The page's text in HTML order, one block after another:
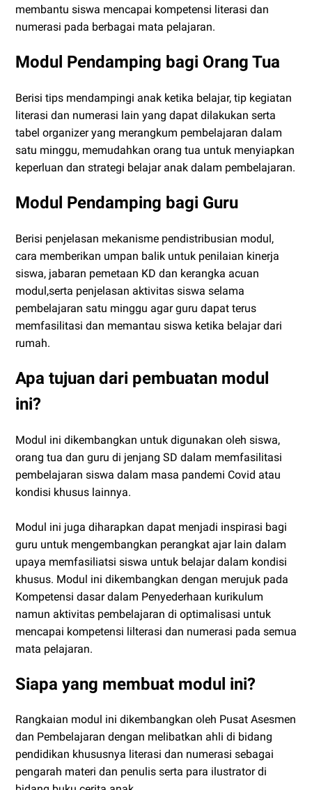
membantu siswa mencapai kompetensi literasi dan
numerasi pada berbagai mata pelajaran.
Modul Pendamping bagi Orang Tua
Berisi tips mendampingi anak ketika belajar, tip kegiatan
literasi dan numerasi lain yang dapat dilakukan serta
tabel organizer yang merangkum pembelajaran dalam
satu minggu, memudahkan orang tua untuk menyiapkan
keperluan dan strategi belajar anak dalam pembelajaran.
Modul Pendamping bagi Guru
Berisi penjelasan mekanisme pendistribusian modul,
cara memberikan umpan balik untuk penilaian kinerja
siswa, jabaran pemetaan KD dan kerangka acuan
modul,serta penjelasan aktivitas siswa selama
pembelajaran satu minggu agar guru dapat terus
memfasilitasi dan memantau siswa ketika belajar dari
rumah.
Apa tujuan dari pembuatan modul
ini?
Modul ini dikembangkan untuk digunakan oleh siswa,
orang tua dan guru di jenjang SD dalam memfasilitasi
pembelajaran siswa dalam masa pandemi Covid atau
kondisi khusus lainnya.
Modul ini juga diharapkan dapat menjadi inspirasi bagi
guru untuk mengembangkan perangkat ajar lain dalam
upaya memfasiliatsi siswa untuk belajar dalam kondisi
khusus. Modul ini dikembangkan dengan merujuk pada
Kompetensi dasar dalam Penyederhaan kurikulum
namun aktivitas pembelajaran di optimalisasi untuk
mencapai kompetensi lilterasi dan numerasi pada semua
mata pelajaran.
Siapa yang membuat modul ini?
Rangkaian modul ini dikembangkan oleh Pusat Asesmen
dan Pembelajaran dengan melibatkan ahli di bidang
pendidikan khususnya literasi dan numerasi sebagai
pengarah materi dan penulis serta para ilustrator di